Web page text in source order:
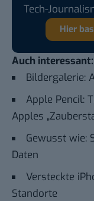
Tech-
Hier
Auch interessant:
Bildergalerie:
Apple Pencil:
Apples
Gewusst wie:
Daten
Versteckte
Standorte